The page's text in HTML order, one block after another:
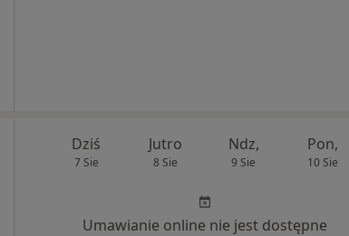
Dziś
7 Sie
Jutro
8 Sie
Ndz,
9 Sie
Pon,
10 Sie
Umawianie online nie jest dostępne